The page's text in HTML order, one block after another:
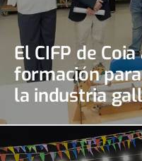
El CIFP de
formación
la industria